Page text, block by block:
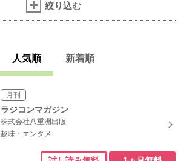
絞り込む
人気順 新着順
月刊
ラジコンマガジン
株式会社八重洲出版
趣味・エンタメ